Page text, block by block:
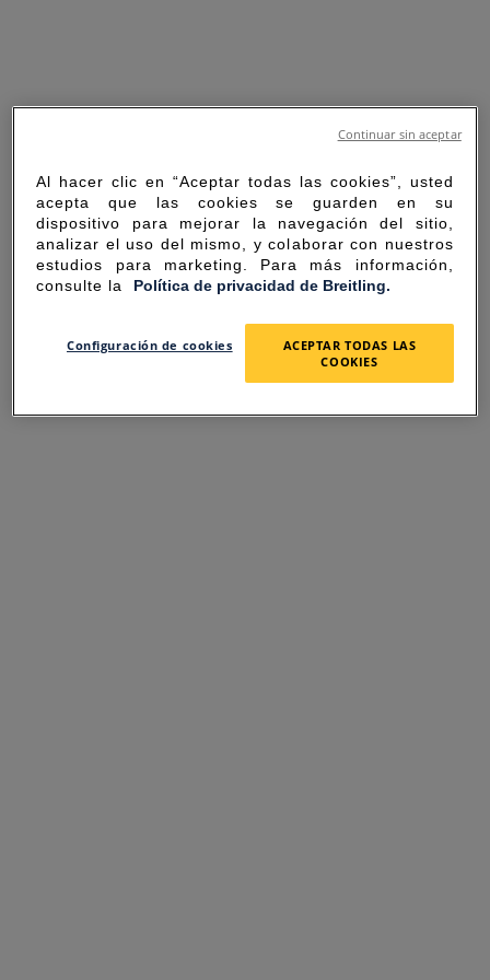
SORRY FOR THE
INCONVENIENCE
Al hacer clic en “Aceptar todas las cookies”, usted
acepta que las cookies se guarden en su
dispositivo para mejorar la navegación del sitio,
analizar el uso del mismo, y colaborar con nuestros
estudios para marketing. Para más información,
consulte la Política de privacidad de Breitling.
Configuración de cookies
ACEPTAR TODAS LAS
COOKIES
Continuar sin aceptar